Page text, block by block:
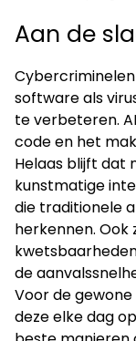
Aan de
software als
te verbeteren.
code en het
Helaas blijft dat
kunstmatige
die traditionele
herkennen.
de
Voor de
deze elke dag